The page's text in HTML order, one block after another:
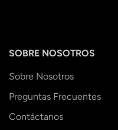
SOBRE NOSOTROS
Sobre Nosotros
Preguntas Frecuentes
Contáctanos